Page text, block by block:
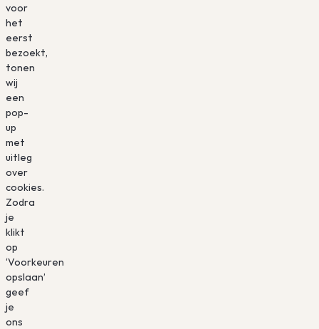
voor
het
eerst
bezoekt,
tonen
wij
een
pop-
up
met
uitleg
over
cookies.
Zodra
je
klikt
op
‘Voorkeuren
opslaan’
geef
je
ons